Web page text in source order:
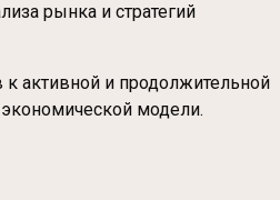
рынка и стратегий
к активной и продолжительной
модели.